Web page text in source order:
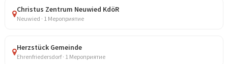
Christus Zentrum Neuwied KdöR
Neuwied · 1 Мероприятие
Herzstück Gemeinde
Ehrenfriedersdorf · 1 Мероприятие